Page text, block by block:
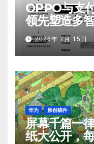
OPPO与支
领先塑造多
2026年 7月 15日
华为 原创稿件
屏幕千篇一
纸大公开，